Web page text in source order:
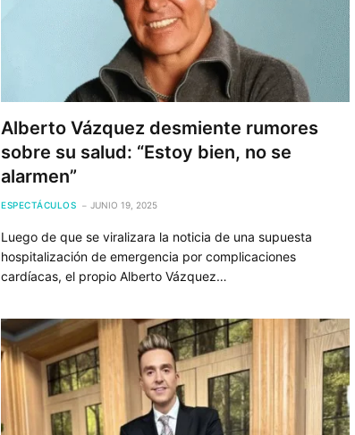
Alberto Vázquez desmiente rumores
sobre su salud: “Estoy bien, no se
alarmen”
ESPECTÁCULOS JUNIO 19, 2025
Luego de que se viralizara la noticia de una supuesta
hospitalización de emergencia por complicaciones
cardíacas, el propio Alberto Vázquez…